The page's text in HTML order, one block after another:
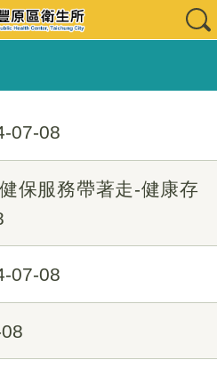
07-08
保服務帶著走-健康存
07-08